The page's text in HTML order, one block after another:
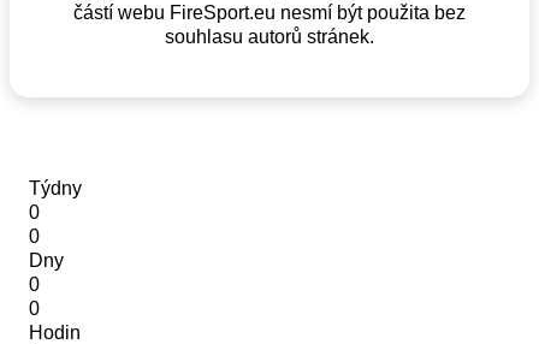
částí webu FireSport.eu nesmí být použita bez
souhlasu autorů stránek.
Týdny
0
0
Dny
0
0
Hodin